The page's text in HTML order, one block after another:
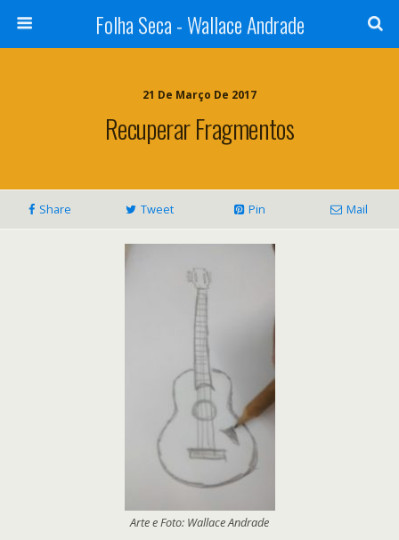
Folha Seca - Wallace Andrade
21 De Março De 2017
Recuperar Fragmentos
Share Tweet Pin Mail
Arte e Foto: Wallace Andrade